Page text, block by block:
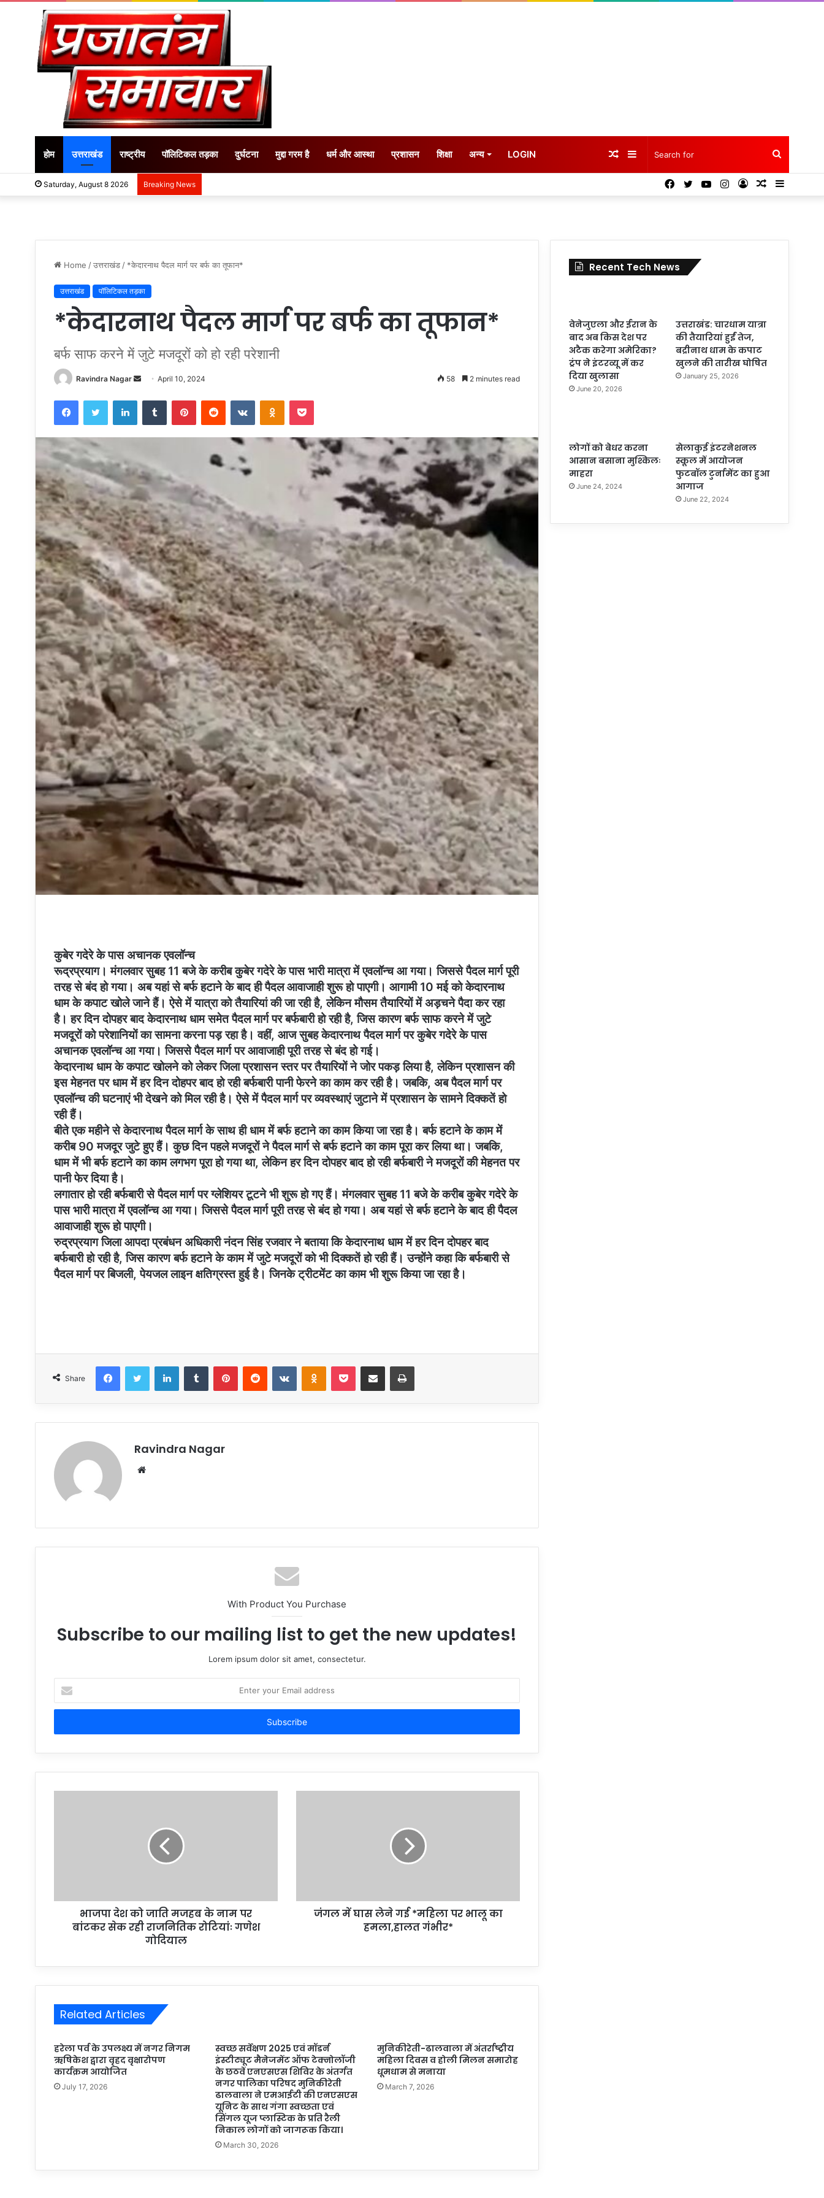
होम उत्तराखंड राष्ट्रीय पॉलिटिकल तड़का दुर्घटना मुद्दा गरम है धर्म और आस्था प्रशासन शिक्षा अन्य LOGIN Search
for
Sidebar
Random
Saturday, August 8 2026 Breaking News Sidebar
Random
Log
Instagram
YouTube
Twitter
Facebook
Home /उत्तराखंड / *केदारनाथ पैदल मार्ग पर बर्फ का तूफान*
उत्तराखंड पॉलिटिकल तड़का
*केदारनाथ पैदल मार्ग पर बर्फ का तूफान*
बर्फ साफ करने में जुटे मजदूरों को हो रही परेशानी
Ravindra Nagar
Send
email
April 10, 2024 58 2 minutes read
FacebookTwitter LinkedInTumblr PinterestReddit VKontakteOdnoklassniki
Pocket
कुबेर गदेरे के पास अचानक एवलॉन्च
रूद्रप्रयाग। मंगलवार सुबह 11 बजे के करीब कुबेर गदेरे के पास भारी मात्रा में एवलॉन्च आ गया। जिससे पैदल मार्ग पूरी
तरह से बंद हो गया। अब यहां से बर्फ हटाने के बाद ही पैदल आवाजाही शुरू हो पाएगी। आगामी 10 मई को केदारनाथ
धाम के कपाट खोले जाने हैं। ऐसे में यात्रा को तैयारियां की जा रही है, लेकिन मौसम तैयारियों में अड़चने पैदा कर रहा
है। हर दिन दोपहर बाद केदारनाथ धाम समेत पैदल मार्ग पर बर्फबारी हो रही है, जिस कारण बर्फ साफ करने में जुटे
मजदूरों को परेशानियों का सामना करना पड़ रहा है। वहीं, आज सुबह केदारनाथ पैदल मार्ग पर कुबेर गदेरे के पास
अचानक एवलॉन्च आ गया। जिससे पैदल मार्ग पर आवाजाही पूरी तरह से बंद हो गई।
केदारनाथ धाम के कपाट खोलने को लेकर जिला प्रशासन स्तर पर तैयारियों ने जोर पकड़ लिया है, लेकिन प्रशासन की
इस मेहनत पर धाम में हर दिन दोहपर बाद हो रही बर्फबारी पानी फेरने का काम कर रही है। जबकि, अब पैदल मार्ग पर
एवलॉन्च की घटनाएं भी देखने को मिल रही है। ऐसे में पैदल मार्ग पर व्यवस्थाएं जुटाने में प्रशासन के सामने दिक्कतें हो
रही हैं।
बीते एक महीने से केदारनाथ पैदल मार्ग के साथ ही धाम में बर्फ हटाने का काम किया जा रहा है। बर्फ हटाने के काम में
करीब 90 मजदूर जुटे हुए हैं। कुछ दिन पहले मजदूरों ने पैदल मार्ग से बर्फ हटाने का काम पूरा कर लिया था। जबकि,
धाम में भी बर्फ हटाने का काम लगभग पूरा हो गया था, लेकिन हर दिन दोपहर बाद हो रही बर्फबारी ने मजदूरों की मेहनत पर
पानी फेर दिया है।
लगातार हो रही बर्फबारी से पैदल मार्ग पर ग्लेशियर टूटने भी शुरू हो गए हैं। मंगलवार सुबह 11 बजे के करीब कुबेर गदेरे के
पास भारी मात्रा में एवलॉन्च आ गया। जिससे पैदल मार्ग पूरी तरह से बंद हो गया। अब यहां से बर्फ हटाने के बाद ही पैदल
आवाजाही शुरू हो पाएगी।
रुद्रप्रयाग जिला आपदा प्रबंधन अधिकारी नंदन सिंह रजवार ने बताया कि केदारनाथ धाम में हर दिन दोपहर बाद
बर्फबारी हो रही है, जिस कारण बर्फ हटाने के काम में जुटे मजदूरों को भी दिक्कतें हो रही हैं। उन्होंने कहा कि बर्फबारी से
पैदल मार्ग पर बिजली, पेयजल लाइन क्षतिग्रस्त हुई है। जिनके ट्रीटमेंट का काम भी शुरू किया जा रहा है।
Share
FacebookTwitter LinkedInTumblr PinterestReddit VKontakteOdnoklassniki
Pocket Share via Email Print
Ravindra Nagar
Website
With Product You Purchase
Subscribe to our mailing list to get the new updates!
Lorem ipsum dolor sit amet, consectetur.
your
Email
भाजपा देश को जाति मजहब के नाम पर
बांटकर सेक रही राजनितिक रोटियांः गणेश
गोदियाल
जंगल में घास लेने गई *महिला पर भालू का
हमला,हालत गंभीर*
Related Articles
हरेला पर्व के उपलक्ष्य में नगर निगम
ऋषिकेश द्वारा वृहद वृक्षारोपण
कार्यक्रम आयोजित
July 17, 2026
स्वच्छ सर्वेक्षण 2025 एवं मॉडर्न
इंस्टीट्यूट मैनेजमेंट ऑफ टेक्नोलॉजी
के छठवें एनएसएस शिविर के अंतर्गत
नगर पालिका परिषद मुनिकीरेती
ढालवाला ने एमआईटी की एनएसएस
यूनिट के साथ गंगा स्वच्छता एवं
सिंगल यूज प्लास्टिक के प्रति रैली
निकाल लोगों को जागरूक किया।
March 30, 2026
मुनिकीरेती-ढालवाला में अंतर्राष्ट्रीय
महिला दिवस व होली मिलन समारोह
धूमधाम से मनाया
March 7, 2026
Recent Tech News
वेनेजुएला और ईरान के
बाद अब किस देश पर
अटैक करेगा अमेरिका?
ट्रंप ने इंटरव्यू में कर
दिया खुलासा
June 20, 2026
उत्तराखंड: चारधाम यात्रा
की तैयारियां हुईं तेज,
बद्रीनाथ धाम के कपाट
खुलने की तारीख घोषित
January 25, 2026
लोगों को बेधर करना
आसान बसाना मुश्किलः
माहरा
June 24, 2024
सेलाकुई इंटरनेशनल
स्कूल में आयोजन
फुटबॉल टुर्नामेंट का हुआ
आगाज
June 22, 2024